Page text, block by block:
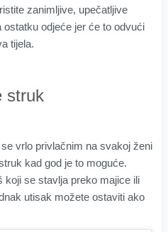
zanimljive, upečatljive
odjeće jer će to odvući
tijela.
struk
vrlo privlačnim na svakoj ženi
kad god je to moguće.
koji se stavlja preko majice ili
utisak možete ostaviti ako